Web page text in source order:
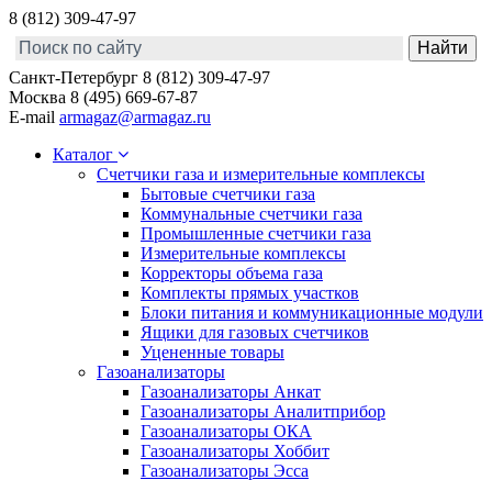
8 (812) 309-47-97
Санкт-Петербург 8 (812) 309-47-97
Москва 8 (495) 669-67-87
E-mail armagaz@armagaz.ru
Каталог
Счетчики газа и измерительные комплексы
Бытовые счетчики газа
Коммунальные счетчики газа
Промышленные счетчики газа
Измерительные комплексы
Корректоры объема газа
Комплекты прямых участков
Блоки питания и коммуникационные модули
Ящики для газовых счетчиков
Уцененные товары
Газоанализаторы
Газоанализаторы Анкат
Газоанализаторы Аналитприбор
Газоанализаторы ОКА
Газоанализаторы Хоббит
Газоанализаторы Эсса